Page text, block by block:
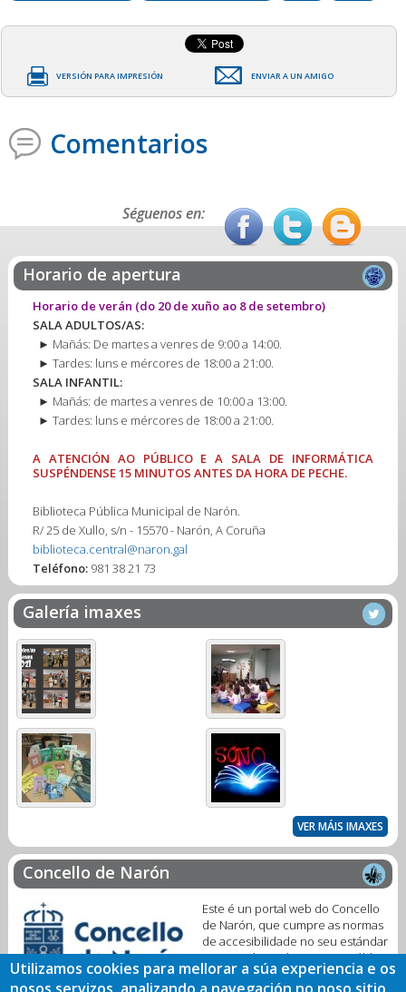
VERSIÓN PARA IMPRESIÓN ENVIAR A UN AMIGO
Comentarios
Séguenos en:
Horario de apertura
Horario de verán (do 20 de xuño ao 8 de setembro)
SALA ADULTOS/AS:
► Mañás: De martes a venres de 9:00 a 14:00.
► Tardes: luns e mércores de 18:00 a 21:00.
SALA INFANTIL:
► Mañás: de martes a venres de 10:00 a 13:00.
► Tardes: luns e mércores de 18:00 a 21:00.
A ATENCIÓN AO PÚBLICO E A SALA DE INFORMÁTICA
SUSPÉNDENSE 15 MINUTOS ANTES DA HORA DE PECHE.
Biblioteca Pública Municipal de Narón.
R/ 25 de Xullo, s/n - 15570 - Narón, A Coruña
biblioteca.central@naron.gal
Teléfono:981 38 21 73
Galería imaxes
VER MÁIS IMAXES
Concello de Narón
Este é un portal web do Concello
de Narón, que cumpre as normas
de accesibilidade no seu estándar
WAI-A. Trátase dun servizo público
dixital para facilitar a interacción
Utilizamos cookies para mellorar a súa experiencia e os